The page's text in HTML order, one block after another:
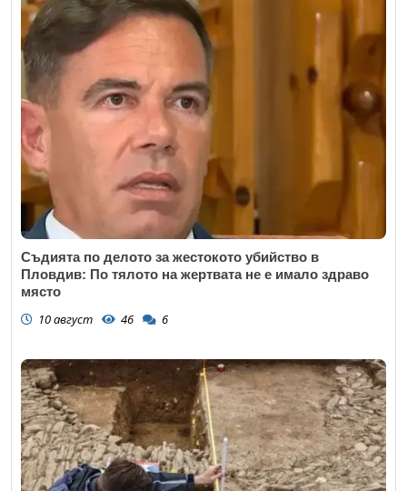
Съдията по делото за жестокото убийство в
Пловдив: По тялото на жертвата не е имало здраво
място
10 август 46 6